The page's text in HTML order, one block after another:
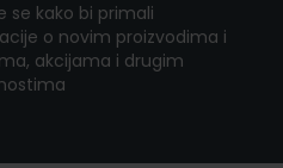
se kako bi primali
o novim proizvodima i
akcijama i drugim